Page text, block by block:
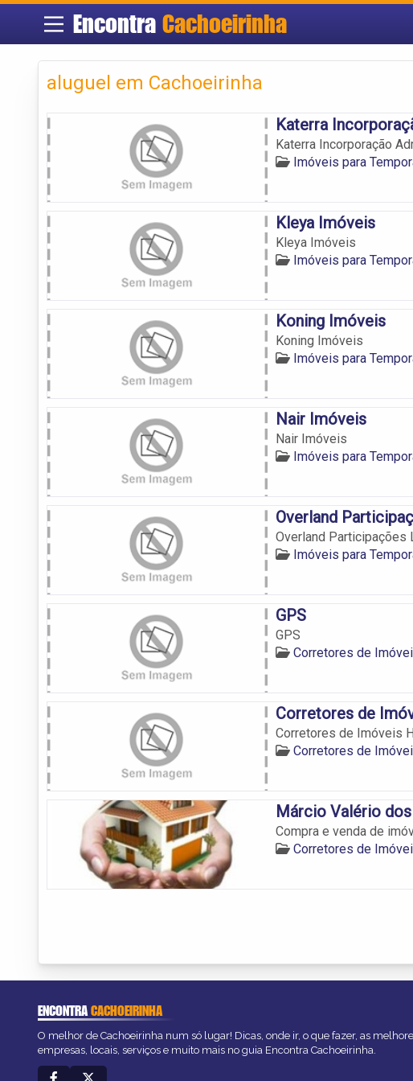
Encontra Cachoeirinha
aluguel em Cachoeirinha
Katerra
Katerra Incorporação
Imóveis para
Kleya Imóveis
Kleya Imóveis
Imóveis para
Koning Imóveis
Koning Imóveis
Imóveis para
Nair Imóveis
Nair Imóveis
Imóveis para
Overland
Overland Participações
Imóveis para
GPS
GPS
Corretores de
Corretores de
Corretores de Imóveis
Corretores de
Márcio Valério
Compra e venda de
Corretores de
ENCONTRACACHOEIRINHA
O melhor de Cachoeirinha num só lugar! Dicas, onde ir, o que fazer, as
empresas, locais, serviços e muito mais no guia Encontra Cachoeirinha.